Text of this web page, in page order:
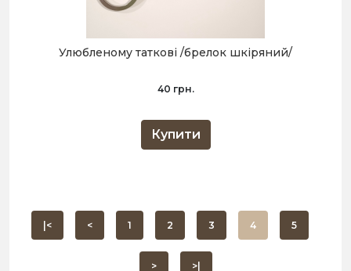
Улюбленому таткові /брелок шкіряний/
40 грн.
Купити
|< < 1 2 3 4 5
> >|